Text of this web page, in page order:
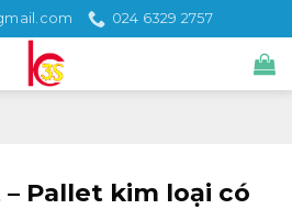
024 6329 2757
Pallet kim loại có